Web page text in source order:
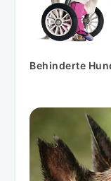
Behinderte